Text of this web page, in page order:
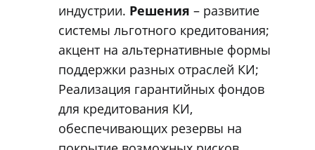
индустрии. Решения – развитие
системы льготного кредитования;
акцент на альтернативные формы
поддержки разных отраслей КИ;
Реализация гарантийных фондов
для кредитования КИ,
обеспечивающих резервы на